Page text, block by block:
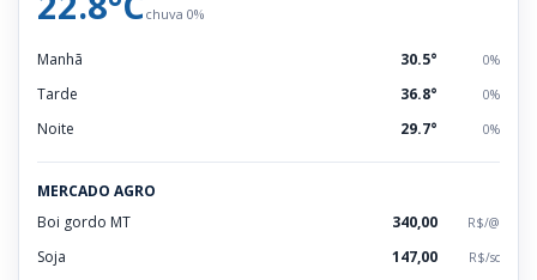
chuva 0%
Manhã 30.5° 0%
Tarde 36.8° 0%
Noite 29.7° 0%
MERCADO AGRO
Boi gordo MT
340,00 R$/@
Soja 147,00 R$/sc